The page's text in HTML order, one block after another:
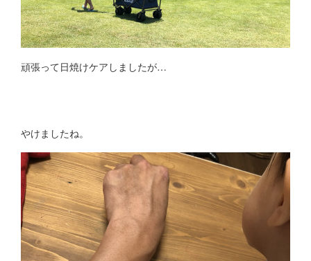
頑張って日焼けケアしましたが…
やけましたね。